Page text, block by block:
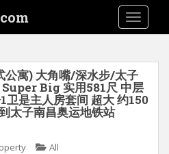
公寓) 大角嘴/深水步/太子
Super Big 实用581尺 中层
卫是主人房套间 超大 约150
太子南昌奥运地铁站
All